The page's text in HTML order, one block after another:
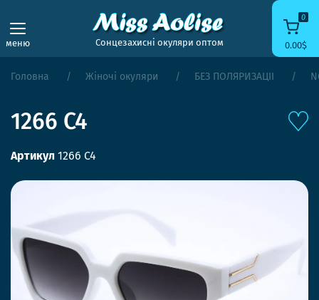
меню Сонцезахисні окуляри оптом
0
0.00$
Головна Жіночі окуляри БЕЗ ПОЛЯРИЗАЦІЇ
1266 C4
Артикул 1266 C4